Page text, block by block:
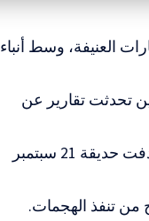
العنيفة، وسط أنباء
تحدثت تقارير عن
وقالت قناة المسيرة التابعة للحوثيين إن مراسلها أفاد بأن غارة جوية استهدفت حديقة 21 سبتمبر